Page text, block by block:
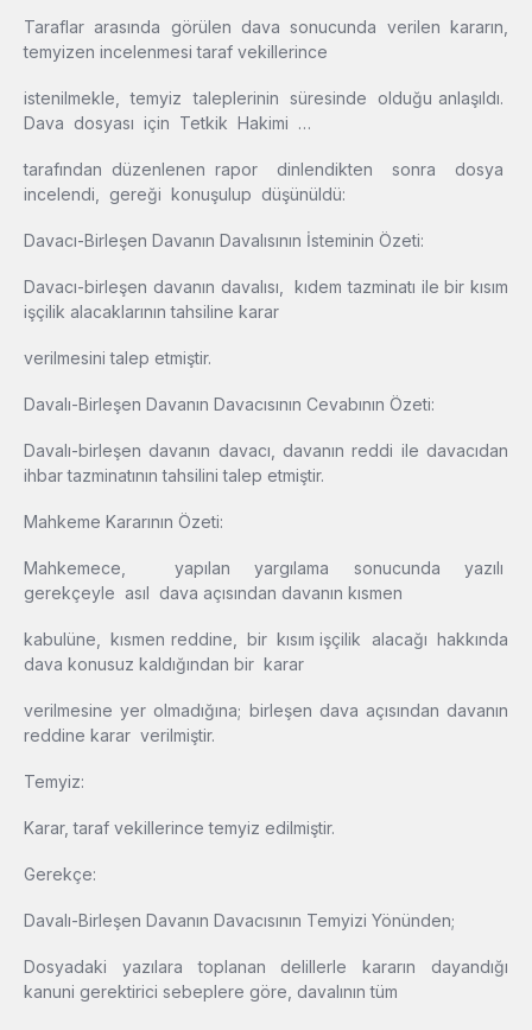
Taraflar arasında görülen dava sonucunda verilen kararın,
temyizen incelenmesi taraf vekillerince
istenilmekle, temyiz taleplerinin süresinde olduğu anlaşıldı.
Dava dosyası için Tetkik Hakimi …
tarafından düzenlenen rapor dinlendikten sonra dosya
incelendi, gereği konuşulup düşünüldü:
Davacı-Birleşen Davanın Davalısının İsteminin Özeti:
Davacı-birleşen davanın davalısı, kıdem tazminatı ile bir kısım
işçilik alacaklarının tahsiline karar
verilmesini talep etmiştir.
Davalı-Birleşen Davanın Davacısının Cevabının Özeti:
Davalı-birleşen davanın davacı, davanın reddi ile davacıdan
ihbar tazminatının tahsilini talep etmiştir.
Mahkeme Kararının Özeti:
Mahkemece, yapılan yargılama sonucunda yazılı
gerekçeyle asıl dava açısından davanın kısmen
kabulüne, kısmen reddine, bir kısım işçilik alacağı hakkında
dava konusuz kaldığından bir karar
verilmesine yer olmadığına; birleşen dava açısından davanın
reddine karar verilmiştir.
Temyiz:
Karar, taraf vekillerince temyiz edilmiştir.
Gerekçe:
Davalı-Birleşen Davanın Davacısının Temyizi Yönünden;
Dosyadaki yazılara toplanan delillerle kararın dayandığı
kanuni gerektirici sebeplere göre, davalının tüm